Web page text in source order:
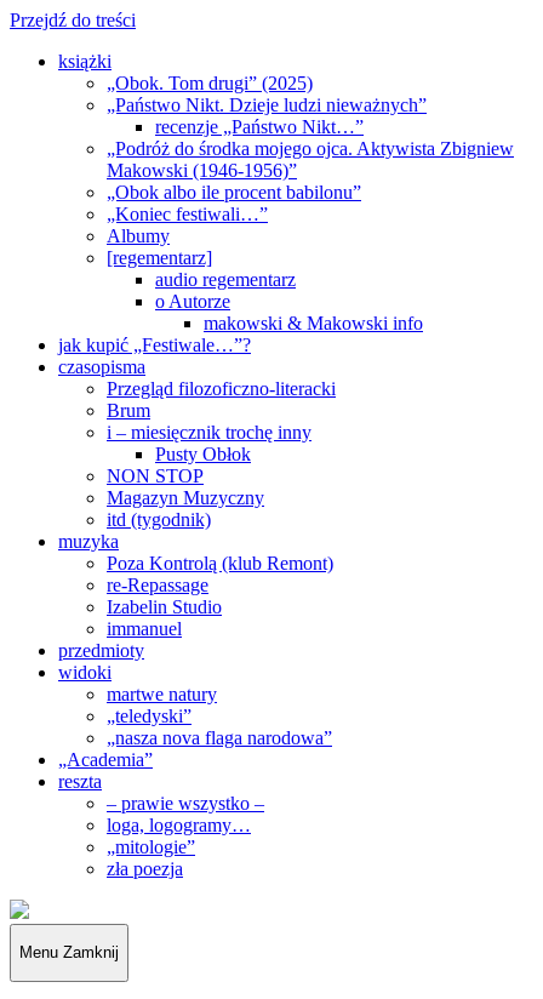
Przejdź do treści
książki
„Obok. Tom drugi” (2025)
„Państwo Nikt. Dzieje ludzi nieważnych”
recenzje „Państwo Nikt…”
„Podróż do środka mojego ojca. Aktywista Zbigniew
Makowski (1946-1956)”
„Obok albo ile procent babilonu”
„Koniec festiwali…”
Albumy
[regementarz]
audio regementarz
o Autorze
makowski & Makowski info
jak kupić „Festiwale…”?
czasopisma
Przegląd filozoficzno-literacki
Brum
i – miesięcznik trochę inny
Pusty Obłok
NON STOP
Magazyn Muzyczny
itd (tygodnik)
muzyka
Poza Kontrolą (klub Remont)
re-Repassage
Izabelin Studio
immanuel
przedmioty
widoki
martwe natury
„teledyski”
„nasza nova flaga narodowa”
„Academia”
reszta
– prawie wszystko –
loga, logogramy…
„mitologie”
zła poezja
„Obywatele…”
Menu Zamknij